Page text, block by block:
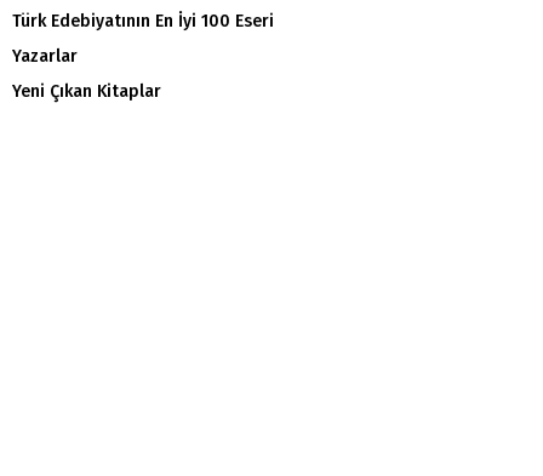
Türk Edebiyatının En İyi 100 Eseri
Yazarlar
Yeni Çıkan Kitaplar